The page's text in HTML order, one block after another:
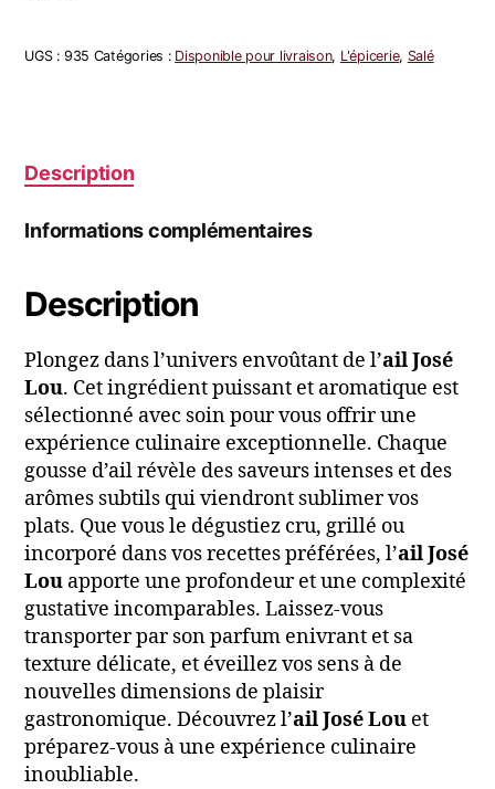
UGS : 935 Catégories : Disponible pour livraison, L'épicerie, Salé
Description
Informations complémentaires
Description
Plongez dans l’univers envoûtant de l’ail José
Lou. Cet ingrédient puissant et aromatique est
sélectionné avec soin pour vous offrir une
expérience culinaire exceptionnelle. Chaque
gousse d’ail révèle des saveurs intenses et des
arômes subtils qui viendront sublimer vos
plats. Que vous le dégustiez cru, grillé ou
incorporé dans vos recettes préférées, l’ail José
Lou apporte une profondeur et une complexité
gustative incomparables. Laissez-vous
transporter par son parfum enivrant et sa
texture délicate, et éveillez vos sens à de
nouvelles dimensions de plaisir
gastronomique. Découvrez l’ail José Lou et
préparez-vous à une expérience culinaire
inoubliable.